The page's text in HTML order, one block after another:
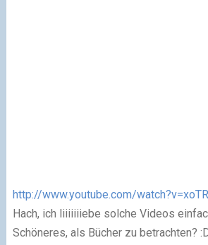
http://www.youtube.com/
Hach, ich liiiiiiiebe solche Videos
Schöneres, als Bücher zu betrachten?